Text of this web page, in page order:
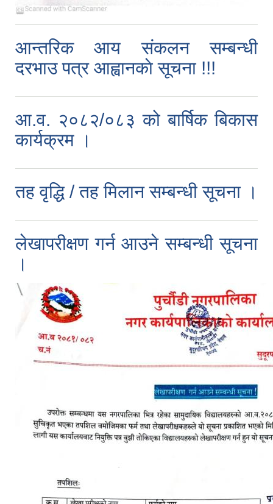
आन्तरिक आय संकलन सम्बन्धी
दरभाउ पत्र आह्वानकाे सूचना !!!
आ.व. २०८२/०८३ को बार्षिक बिकास
कार्यक्रम ।
तह वृद्धि / तह मिलान सम्बन्धी सूचना ।
लेखापरीक्षण गर्न आउने सम्बन्धी सूचना
।